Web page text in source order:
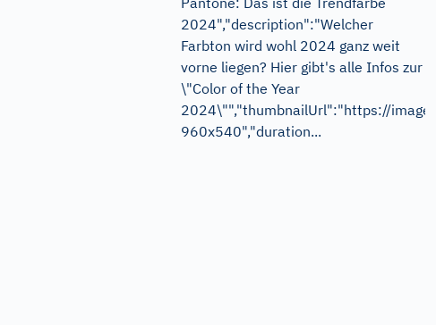
2024","description":"Welcher
Farbton wird wohl 2024 ganz weit
vorne liegen? Hier gibt's alle Infos zur
\"Color of the Year
2024\"","thumbnailUrl":"https://
960x540","duration...